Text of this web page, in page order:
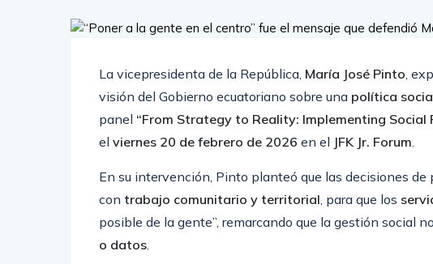
La vicepresidenta de la República, María José Pinto,
visión del Gobierno ecuatoriano sobre una política
panel “From Strategy to Reality: Implementing Social
el viernes 20 de febrero de 2026 en el JFK Jr. Forum.
En su intervención, Pinto planteó que las decisiones
con trabajo comunitario y territorial, para que los
posible de la gente”, remarcando que la gestión social
o datos.